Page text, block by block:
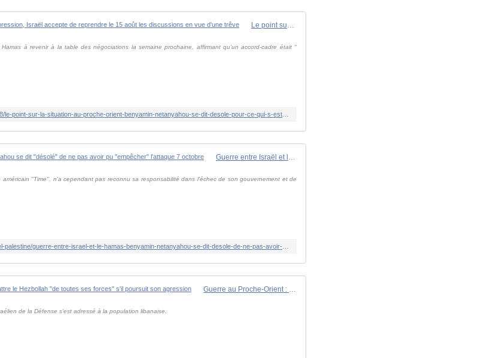
Le point sur la situation au Proche-Orient : sous la pression, Israël accepte de reprendre le 15 août les discussions en vue d'une trêve
à revenir à la table des négociations la semaine prochaine, affirmant qu'un accord-cadre était "
Guerre entre Israël et le Hamas : Benyamin Nétanyahou se dit "désolé" de ne pas avoir pu "empêcher" l'attaque 7 octobre
américain "Time", n'a cependant pas reconnu sa responsabilité dans l'échec de son gouvernement et de
Guerre au Proche-Orient : Israël menace de combattre le Hezbollah "de toutes ses forces" s'il poursuit son agression
de la Défense s'est adressé à la population libanaise.